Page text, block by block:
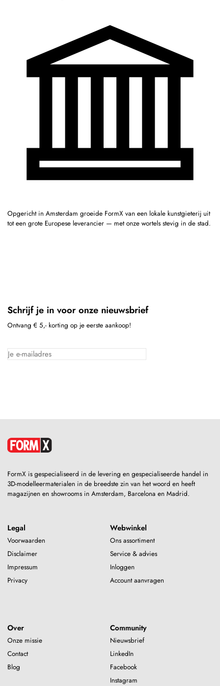
Opgericht in Amsterdam groeide FormX van een lokale kunstgieterij uit
tot een grote Europese leverancier — met onze wortels stevig in de stad.
Schrijf je in voor onze nieuwsbrief
Ontvang € 5,- korting op je eerste aankoop!
FormX is gespecialiseerd in de levering en gespecialiseerde handel in
3D-modelleermaterialen in de breedste zin van het woord en heeft
magazijnen en showrooms in Amsterdam, Barcelona en Madrid.
Legal
Voorwaarden
Disclaimer
Impressum
Privacy
Webwinkel
Ons assortiment
Service & advies
Inloggen
Account aanvragen
Over
Onze missie
Contact
Blog
Community
Nieuwsbrief
LinkedIn
Facebook
Instagram